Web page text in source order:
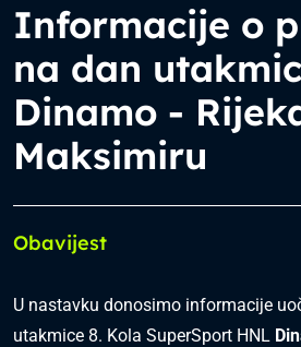
Informacije o
na dan
Dinamo -
Maksimiru
Obavijest
U nastavku donosimo informacije
utakmice 8. Kola SuperSport HNL